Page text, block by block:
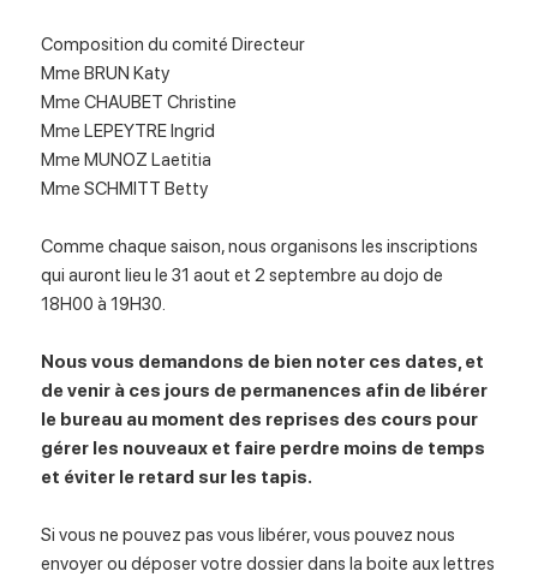
Composition du comité Directeur
Mme BRUN Katy
Mme CHAUBET Christine
Mme LEPEYTRE Ingrid
Mme MUNOZ Laetitia
Mme SCHMITT Betty
Comme chaque saison, nous organisons les inscriptions
qui auront lieu le 31 aout et 2 septembre au dojo de
18H00 à 19H30.
Nous vous demandons de bien noter ces dates, et
de venir à ces jours de permanences afin de libérer
le bureau au moment des reprises des cours pour
gérer les nouveaux et faire perdre moins de temps
et éviter le retard sur les tapis.
Si vous ne pouvez pas vous libérer, vous pouvez nous
envoyer ou déposer votre dossier dans la boite aux lettres